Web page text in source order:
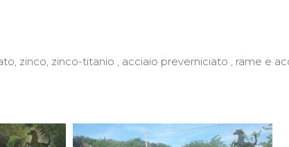
zinco, zinco-titanio , acciaio preverniciato , rame e